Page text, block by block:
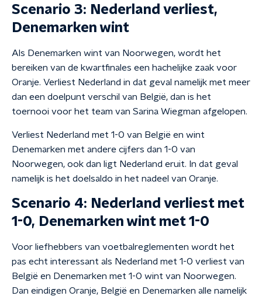
Scenario 3: Nederland verliest,
Denemarken wint
Als Denemarken wint van Noorwegen, wordt het
bereiken van de kwartfinales een hachelijke zaak voor
Oranje. Verliest Nederland in dat geval namelijk met meer
dan een doelpunt verschil van België, dan is het
toernooi voor het team van Sarina Wiegman afgelopen.
Verliest Nederland met 1-0 van België en wint
Denemarken met andere cijfers dan 1-0 van
Noorwegen, ook dan ligt Nederland eruit. In dat geval
namelijk is het doelsaldo in het nadeel van Oranje.
Scenario 4: Nederland verliest met
1-0, Denemarken wint met 1-0
Voor liefhebbers van voetbalreglementen wordt het
pas echt interessant als Nederland met 1-0 verliest van
België en Denemarken met 1-0 wint van Noorwegen.
Dan eindigen Oranje, België en Denemarken alle namelijk